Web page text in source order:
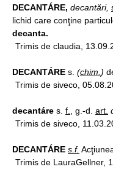
DECANTÁRE, decantări,
lichid care conţine
decanta.
Trimis de claudia,
DECANTÁRE s. (chim. )
Trimis de siveco,
decantáre s. f. , g.-d. art.
Trimis de siveco,
DECANTÁRE s.f.
Trimis de LauraGellner,